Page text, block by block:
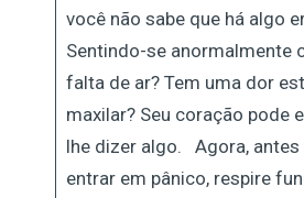
você não sabe que há algo
Sentindo-se anormalmente
falta de ar? Tem uma dor
maxilar? Seu coração pode
lhe dizer algo. Agora, antes
entrar em pânico, respire